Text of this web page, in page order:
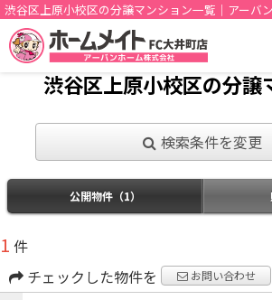
渋谷区上原小校区の分譲マンション一覧｜アーバ
渋谷区上原小校区の分譲
検索条件を変更
公開物件（1）
1 件
チェックした物件を
お問い合わせ